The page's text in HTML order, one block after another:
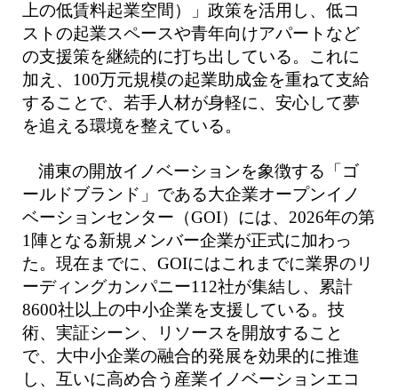
上の低賃料起業空間）」政策を活用し、低コ
ストの起業スペースや青年向けアパートなど
の支援策を継続的に打ち出している。これに
加え、100万元規模の起業助成金を重ねて支給
することで、若手人材が身軽に、安心して夢
を追える環境を整えている。
浦東の開放イノベーションを象徴する「ゴ
ールドブランド」である大企業オープンイノ
ベーションセンター（GOI）には、2026年の第
1陣となる新規メンバー企業が正式に加わっ
た。現在までに、GOIにはこれまでに業界のリ
ーディングカンパニー112社が集結し、累計
8600社以上の中小企業を支援している。技
術、実証シーン、リソースを開放すること
で、大中小企業の融合的発展を効果的に推進
し、互いに高め合う産業イノベーションエコ